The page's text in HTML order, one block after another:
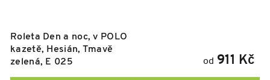
Roleta Den a noc, v POLO
kazetě, Hesián, Tmavě
zelená, E 025
od 911 Kč